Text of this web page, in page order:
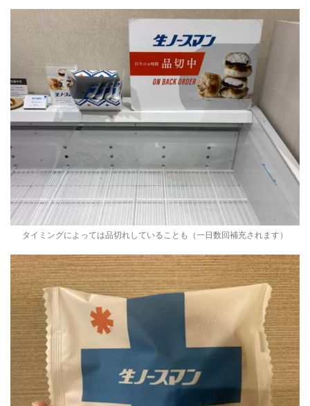
タイミングによっては品切れしていることも（一日数回補充されます）